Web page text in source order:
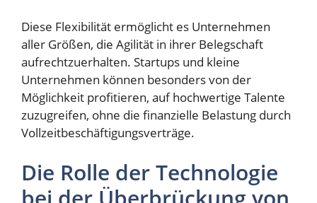
Diese Flexibilität ermöglicht es Unternehmen
aller Größen, die Agilität in ihrer Belegschaft
aufrechtzuerhalten. Startups und kleine
Unternehmen können besonders von der
Möglichkeit profitieren, auf hochwertige Talente
zuzugreifen, ohne die finanzielle Belastung durch
Vollzeitbeschäftigungsverträge.
Die Rolle der Technologie